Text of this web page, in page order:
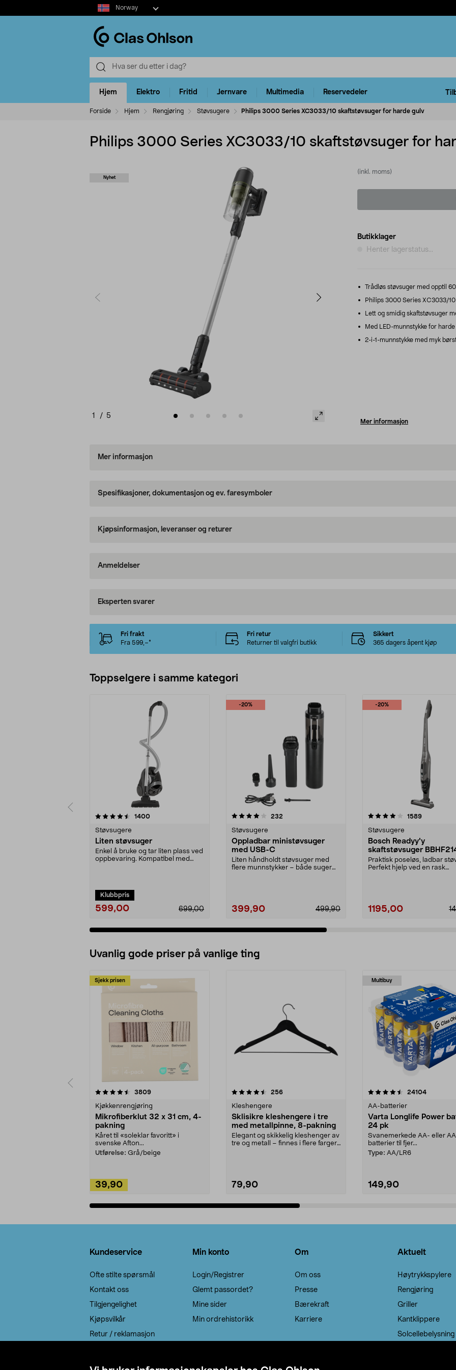
Select
market
Norway
Hjem Elektro Fritid Jernvare Multimedia Reservedeler
Forside Hjem Rengjøring Støvsugere Philips 3000 Series XC3033/10 skaftstøvsuger for harde gulv
Philips 3000 Series XC3033/10 skaftstøvsuger for
Nyhet
1 / 5
(inkl. moms)
Butikklager
Henter lagerstatus...
Trådløs støvsuger med opptil
Philips 3000 Series XC3033/
Lett og smidig skaftstøvsuger
Med LED-munnstykke for
2-i-1-munnstykke med myk
Mer informasjon
Mer informasjon
Spesifikasjoner, dokumentasjon og ev. faresymboler
Kjøpsinformasjon, leveranser og returer
Anmeldelser
Eksperten svarer
Fri frakt
Fra 599,–*
Fri retur
Returner til valgfri butikk
Sikkert
365 dagers åpent kjøp
Toppselgere i samme kategori
1400anmeldelser
Støvsugere
Liten støvsuger
Enkel å bruke og tar liten plass ved
oppbevaring. Kompatibel med
Klubbpris
599,00 699,00
-20%
4.0 av 5 stjerner 232
Støvsugere
Oppladbar ministøvsuger
med USB-C
Liten håndholdt støvsuger med
flere munnstykker – både suger
399,90 499,90
-20%
4.0 av 5 stjerner 1589anmeldelser
Støvsugere
Bosch Readyy'y
skaftstøvsuger
Praktisk poseløs, ladbar
Perfekt hjelp ved en rask
1195,00
4.0 av 5 stjerner
Uvanlig gode priser på vanlige ting
Sjekk prisen
3809anmeldelser
Kjøkkenrengjøring
Mikrofiberklut 32 x 31 cm, 4-
pakning
Kåret til «soleklar favoritt» i
svenske Afton...
Utførelse: Grå/beige
39,90
4.5av 5 stjerner 256anmeldelser
Kleshengere
Sklisikre kleshengere i tre
med metallpinne, 8-pakning
Elegant og skikkelig kleshenger av
tre og metall – finnes i flere farger.
79,90
Multibuy
4.5av 5 stjerner 24104
AA-batterier
Varta Longlife Power
24 pk
Svanemerkede AA- eller
batterier til fjer...
Type: AA/LR6
149,90
4.5av 5 stjerner
Kundeservice
Ofte stilte spørsmål
Kontakt oss
Tilgjengelighet
Kjøpsvilkår
Retur / reklamasjon
Min konto
Login/Registrer
Glemt passordet?
Mine sider
Min ordrehistorikk
Om
Om oss
Presse
Bærekraft
Karriere
Aktuelt
Høytrykkspylere
Rengjøring
Griller
Kantklippere
Solcellebelysning